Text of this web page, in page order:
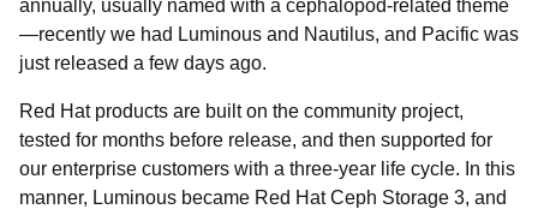
annually, usually named with a cephalopod-related theme
—recently we had Luminous and Nautilus, and Pacific was
just released a few days ago.
Red Hat products are built on the community project,
tested for months before release, and then supported for
our enterprise customers with a three-year life cycle. In this
manner, Luminous became Red Hat Ceph Storage 3, and